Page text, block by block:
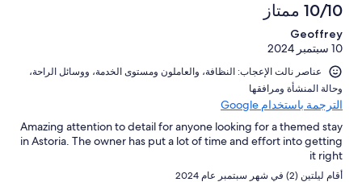
10/10 ممتاز
Geoffrey
10 سبتمبر 2024
عناصر نالت الإعجاب: ⁦النظافة⁩، و⁦العاملون ومستوى الخدمة⁩، و⁦وسائل الراحة⁩،
و⁦حالة المنشأة ومرافقها⁩
الترجمة باستخدام Google
Amazing attention to detail for anyone looking for a themed stay
in Astoria. The owner has put a lot of time and effort into getting
it right
أقام ليلتين (2) في شهر سبتمبر عام 2024